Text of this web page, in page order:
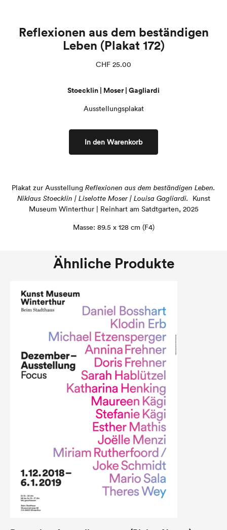
Reflexionen aus dem beständigen
Leben (Plakat 172)
CHF 25.00
Stoecklin | Moser | Gagliardi
Ausstellungsplakat
In den Warenkorb
Plakat zur Ausstellung Reflexionen aus dem beständigen Leben.
Niklaus Stoecklin | Liselotte Moser | Louisa Gagliardi. Kunst
Museum Winterthur | Reinhart am Satdtgarten, 2025
Masse: 89.5 x 128 cm (F4)
Ähnliche Produkte